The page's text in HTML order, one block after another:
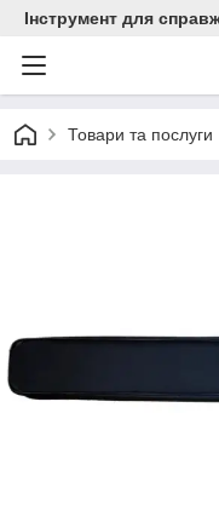
Інструмент для
Товари та послуги